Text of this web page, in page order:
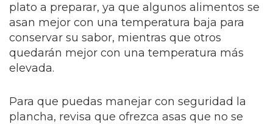
plato a preparar, ya que algunos alimentos se
asan mejor con una temperatura baja para
conservar su sabor, mientras que otros
quedarán mejor con una temperatura más
elevada.
Para que puedas manejar con seguridad la
plancha, revisa que ofrezca asas que no se